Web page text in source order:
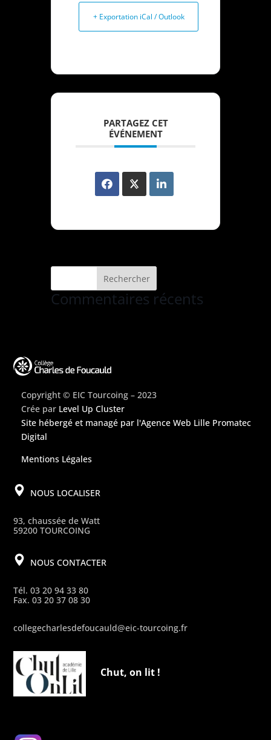
+ Exportation iCal / Outlook
PARTAGEZ CET
ÉVÉNEMENT
Commentaires récents
Copyright © EIC Tourcoing – 2023
Crée par Level Up Cluster
Site hébergé et managé par l'Agence Web Lille Promatec
Digital
Mentions Légales
NOUS LOCALISER
93, chaussée de Watt
59200 TOURCOING
NOUS CONTACTER
Tél. 03 20 94 33 80
Fax. 03 20 37 08 30
collegecharlesdefoucauld@eic-tourcoing.fr
Chut, on lit !